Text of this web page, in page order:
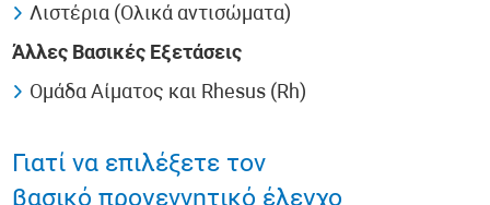
Λιστέρια (Ολικά αντισώματα)
Άλλες Βασικές Εξετάσεις
Ομάδα Αίματος και Rhesus (Rh)
Γιατί να επιλέξετε τον